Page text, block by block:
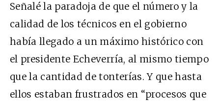
Señalé la paradoja de que el número y la
calidad de los técnicos en el gobierno
había llegado a un máximo histórico con
el presidente Echeverría, al mismo tiempo
que la cantidad de tonterías. Y que hasta
ellos estaban frustrados en “procesos que